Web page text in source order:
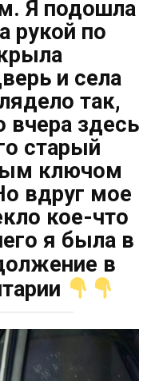
Я подошла
рукой по
и села
так,
вчера здесь
старый
ключом
вдруг мое
кое-что
я была в
в